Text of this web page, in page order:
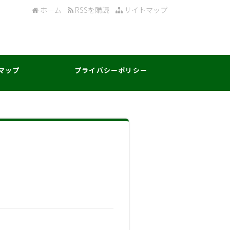
サイトマップ
RSSを購読
ホーム
ップ プライバシーポリシー